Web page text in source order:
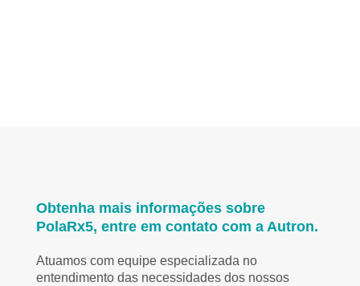
Obtenha mais informações sobre
PolaRx5, entre em contato com a Autron.
Atuamos com equipe especializada no
entendimento das necessidades dos nossos